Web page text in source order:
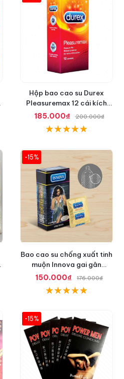
Hộp bao cao su Durex
Pleasuremax 12 cái kích
thích tăng khoái cảm
185.000₫ 200.000₫
-15%
Bao cao su chống xuất tinh
muộn Innova gai gân
Malaysia
150.000₫ 176.000₫
-15%